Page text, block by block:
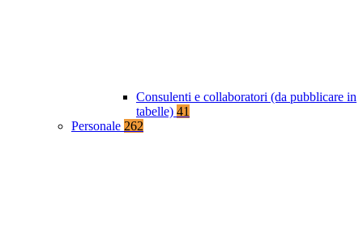
Consulenti e collaboratori (da pubblicare in
tabelle) 41
Personale 262